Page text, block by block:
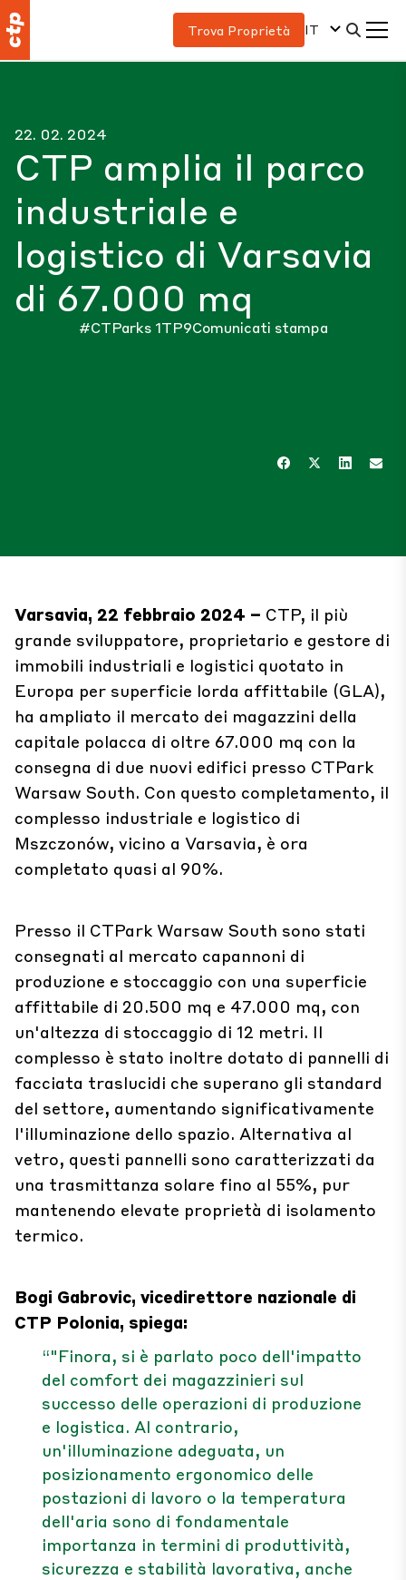
Trova Proprietà IT
22. 02. 2024
CTP amplia il parco
industriale e
logistico di Varsavia
di 67.000 mq
#CTParks 1TP9Comunicati stampa
Varsavia, 22 febbraio 2024 – CTP, il più
grande sviluppatore, proprietario e gestore di
immobili industriali e logistici quotato in
Europa per superficie lorda affittabile (GLA),
ha ampliato il mercato dei magazzini della
capitale polacca di oltre 67.000 mq con la
consegna di due nuovi edifici presso CTPark
Warsaw South. Con questo completamento, il
complesso industriale e logistico di
Mszczonów, vicino a Varsavia, è ora
completato quasi al 90%.
Presso il CTPark Warsaw South sono stati
consegnati al mercato capannoni di
produzione e stoccaggio con una superficie
affittabile di 20.500 mq e 47.000 mq, con
un'altezza di stoccaggio di 12 metri. Il
complesso è stato inoltre dotato di pannelli di
facciata traslucidi che superano gli standard
del settore, aumentando significativamente
l'illuminazione dello spazio. Alternativa al
vetro, questi pannelli sono caratterizzati da
una trasmittanza solare fino al 55%, pur
mantenendo elevate proprietà di isolamento
termico.
Bogi Gabrovic, vicedirettore nazionale di
CTP Polonia, spiega:
“"Finora, si è parlato poco dell'impatto
del comfort dei magazzinieri sul
successo delle operazioni di produzione
e logistica. Al contrario,
un'illuminazione adeguata, un
posizionamento ergonomico delle
postazioni di lavoro o la temperatura
dell'aria sono di fondamentale
importanza in termini di produttività,
sicurezza e stabilità lavorativa, anche